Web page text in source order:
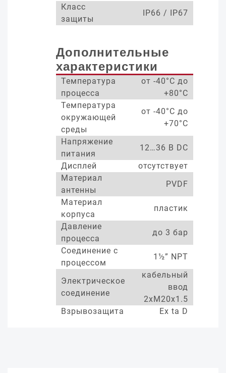
Класс
защиты
IP66 / IP67
Дополнительные
характеристики
Температура
процесса
от -40°С до
+80°С
Температура
окружающей
среды
от -40°С до
+70°С
Напряжение
питания
12…36 В DC
Дисплей
отсутствует
Материал
антенны
PVDF
Материал
корпуса
пластик
Давление
процесса
до 3 бар
Соединение с
процессом
1½” NPT
Электрическое
соединение
кабельный
ввод
2xM20x1.5
Взрывозащита
Ex ta D